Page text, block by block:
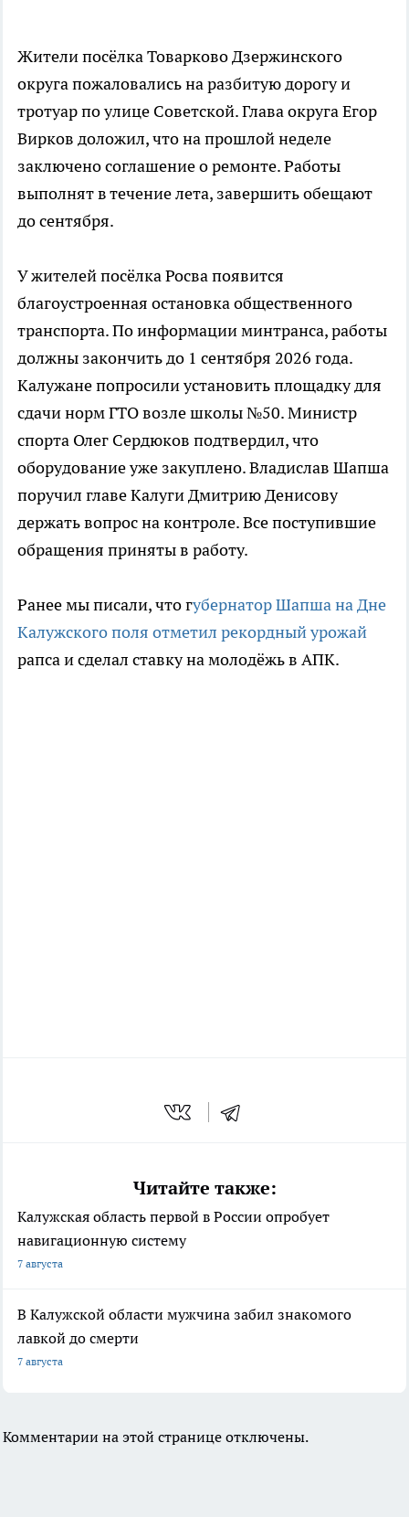
Жители посёлка Товарково Дзержинского
округа пожаловались на разбитую дорогу и
тротуар по улице Советской. Глава округа Егор
Вирков доложил, что на прошлой неделе
заключено соглашение о ремонте. Работы
выполнят в течение лета, завершить обещают
до сентября.
У жителей посёлка Росва появится
благоустроенная остановка общественного
транспорта. По информации минтранса, работы
должны закончить до 1 сентября 2026 года.
Калужане попросили установить площадку для
сдачи норм ГТО возле школы №50. Министр
спорта Олег Сердюков подтвердил, что
оборудование уже закуплено. Владислав Шапша
поручил главе Калуги Дмитрию Денисову
держать вопрос на контроле. Все поступившие
обращения приняты в работу.
Ранее мы писали, что губернатор Шапша на Дне
Калужского поля отметил рекордный урожай
рапса и сделал ставку на молодёжь в АПК.
Читайте также:
Калужская область первой в России опробует
навигационную систему
7 августа
В Калужской области мужчина забил знакомого
лавкой до смерти
7 августа
Комментарии на этой странице отключены.